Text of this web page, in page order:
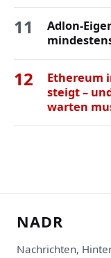
11
Adlon-
12
Ethereum
steigt –
warten
NADR
Nachrichten,